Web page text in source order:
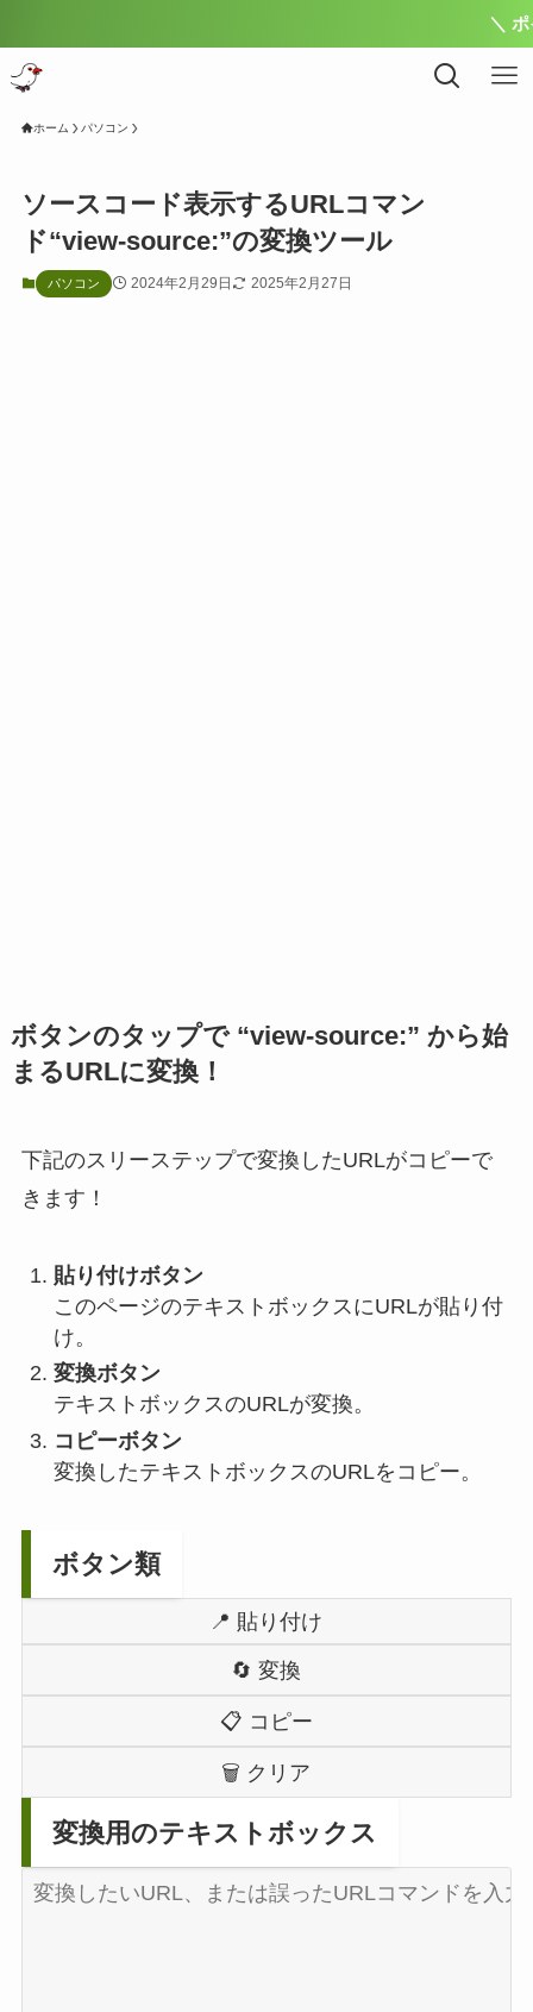
＼ ポイント最大
ホーム パソコン
ソースコード表示するURLコマン
ド“view-source:”の変換ツール
パソコン 2024年2月29日 2025年2月27日
ボタンのタップで “view-source:” から始
まるURLに変換！
下記のスリーステップで変換したURLがコピーで
きます！
貼り付けボタン
このページのテキストボックスにURLが貼り付
け。
変換ボタン
テキストボックスのURLが変換。
コピーボタン
変換したテキストボックスのURLをコピー。
ボタン類
📍 貼り付け
🔄️ 変換
📋 コピー
🗑️ クリア
変換用のテキストボックス